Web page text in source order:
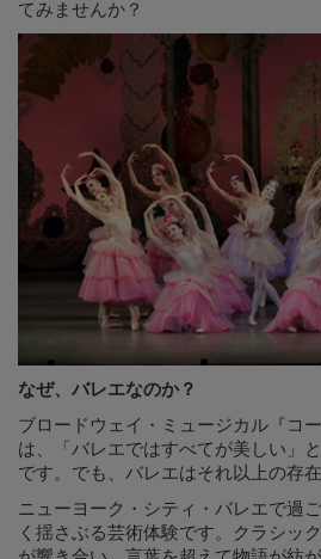
てみませんか？
なぜ、バレエなのか？
ブロードウェイ・ミュージカル『コ
は、「バレエではすべてが美しい」
です。でも、バレエはそれ以上の存在
ニューヨーク・シティ・バレエで過
く揺さぶる芸術体験です。クラシッ